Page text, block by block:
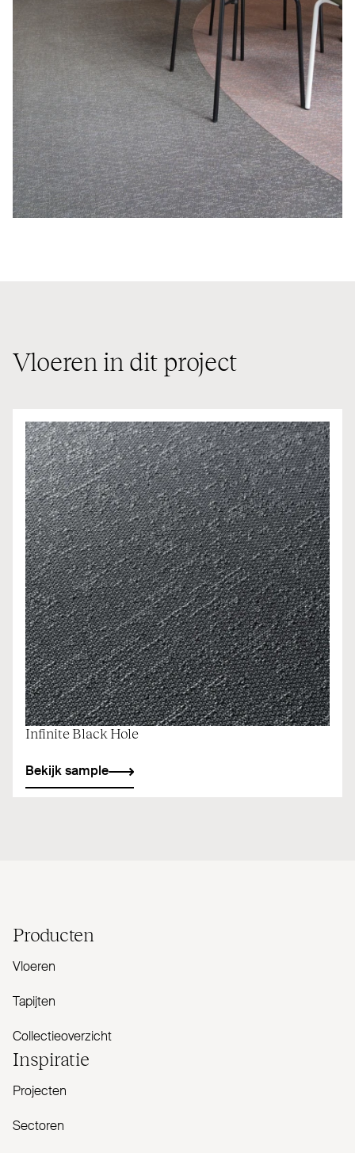
Vloeren in dit project
Infinite Black Hole
Bekijk sample
Producten
Vloeren
Tapijten
Collectieoverzicht
Inspiratie
Projecten
Sectoren